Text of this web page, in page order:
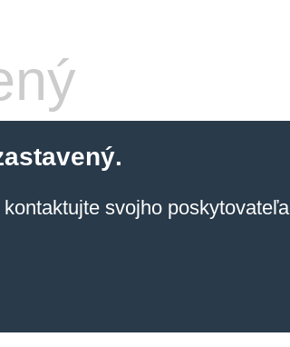
svojho poskytovateľa